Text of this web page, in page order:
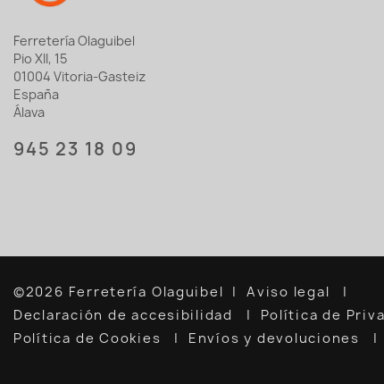
Ferretería Olaguibel
Pio XII, 15
01004 Vitoria-Gasteiz
España
Álava
945 23 18 09
©2026 Ferretería Olaguibel
Aviso legal
Declaración de accesibilidad
Política de
Política de Cookies
Envíos y devoluciones